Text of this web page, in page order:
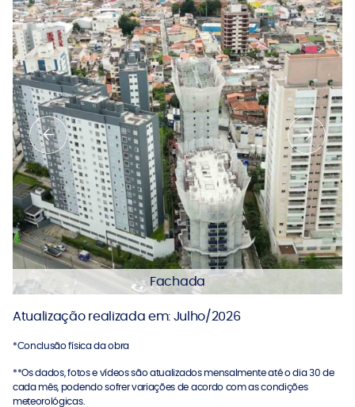
Fachada
Atualização realizada em: Julho/2026
*Conclusão física da obra
**Os dados, fotos e vídeos são atualizados mensalmente até o dia 30 de
cada mês, podendo sofrer variações de acordo com as condições
meteorológicas.